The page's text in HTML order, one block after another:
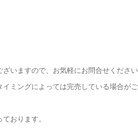
いますので、お気軽にお問合せください
ミングによっては完売している場合がご
おります。